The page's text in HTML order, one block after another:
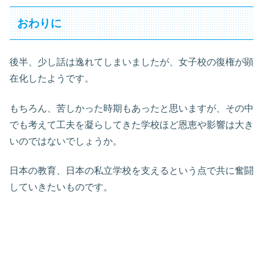
おわりに
後半、少し話は逸れてしまいましたが、女子校の復権が顕
在化したようです。
もちろん、苦しかった時期もあったと思いますが、その中
でも考えて工夫を凝らしてきた学校ほど恩恵や影響は大き
いのではないでしょうか。
日本の教育、日本の私立学校を支えるという点で共に奮闘
していきたいものです。